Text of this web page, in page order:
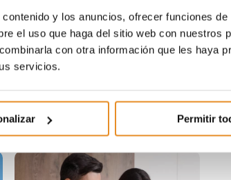
y los anuncios, ofrecer funciones de
el uso que haga del sitio web con nuestros
con otra información que les haya
servicios.
Permitir